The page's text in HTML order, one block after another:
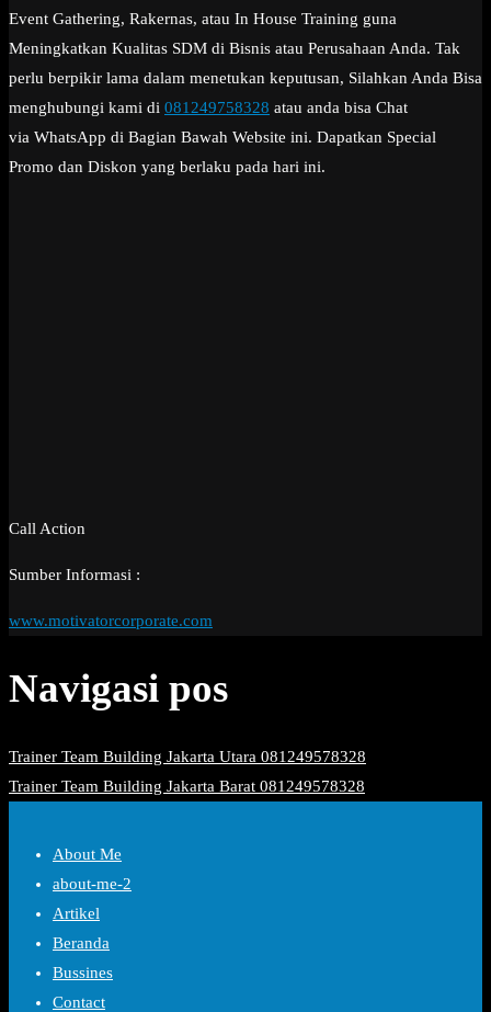
Event Gathering, Rakernas, atau In House Training guna
Meningkatkan Kualitas SDM di Bisnis atau Perusahaan Anda. Tak
perlu berpikir lama dalam menetukan keputusan, Silahkan Anda Bisa
menghubungi kami di 081249758328 atau anda bisa Chat
via WhatsApp di Bagian Bawah Website ini. Dapatkan Special
Promo dan Diskon yang berlaku pada hari ini.
Call Action
Sumber Informasi :
www.motivatorcorporate.com
Navigasi pos
Trainer Team Building Jakarta Utara 081249578328
Trainer Team Building Jakarta Barat 081249578328
About Me
about-me-2
Artikel
Beranda
Bussines
Contact